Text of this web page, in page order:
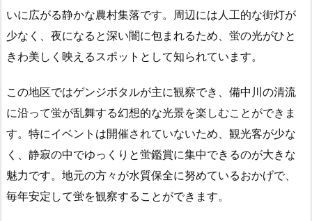
いに広がる静かな農村集落です。周辺には人工的な街灯が
少なく、夜になると深い闇に包まれるため、蛍の光がひと
きわ美しく映えるスポットとして知られています。
この地区ではゲンジボタルが主に観察でき、備中川の清流
に沿って蛍が乱舞する幻想的な光景を楽しむことができま
す。特にイベントは開催されていないため、観光客が少な
く、静寂の中でゆっくりと蛍鑑賞に集中できるのが大きな
魅力です。地元の方々が水質保全に努めているおかげで、
毎年安定して蛍を観察することができます。